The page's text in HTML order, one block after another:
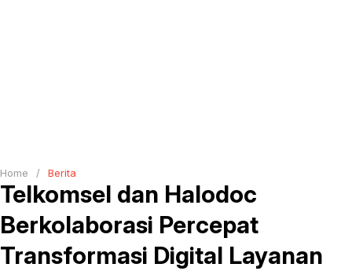
Home / Berita
Telkomsel dan Halodoc
Berkolaborasi Percepat
Transformasi Digital Layanan